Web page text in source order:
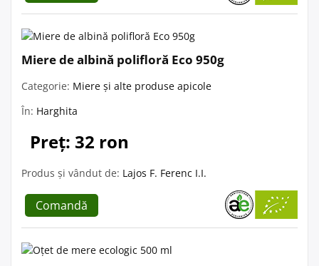
Miere de albină polifloră Eco 950g
Categorie: Miere și alte produse apicole
În: Harghita
Preț: 32 ron
Produs și vândut de: Lajos F. Ferenc I.I.
Comandă